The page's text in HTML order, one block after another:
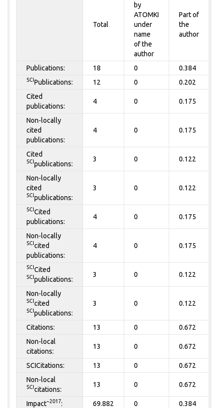
Total
by
ATOMKI
under
name
of the
author
Part of
the
author
Publications: 18 0 0.384
SCI Publications: 12 0 0.202
Cited
publications:
4 0 0.175
Non-locally
cited
publications:
4 0 0.175
Cited
SCI publications:
3 0 0.122
Non-locally
cited
SCI publications:
3 0 0.122
SCI Cited
publications:
4 0 0.175
Non-locally
SCI cited
publications:
4 0 0.175
SCI Cited
SCI publications:
3 0 0.122
Non-locally
SCI cited
SCI publications:
3 0 0.122
Citations: 13 0 0.672
Non-local
citations:
13 0 0.672
SCICitations: 13 0 0.672
Non-local
SCI citations:
13 0 0.672
Impact~2017: 69.882 0 0.384